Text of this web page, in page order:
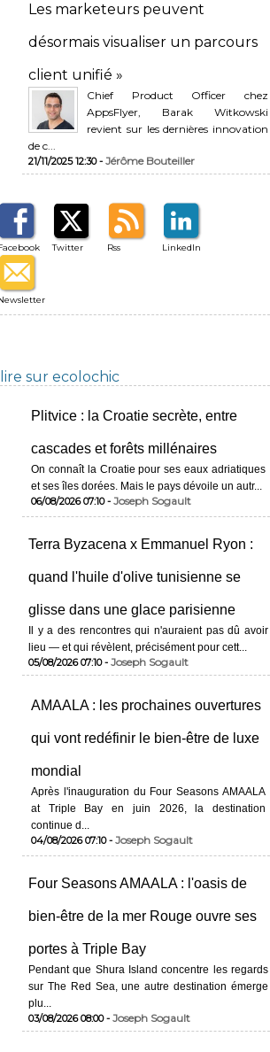
Les marketeurs peuvent
désormais visualiser un parcours
client unifié »
Chief Product Officer chez
AppsFlyer, ​Barak Witkowski
revient sur les dernières innovation
de c...
21/11/2025 12:30 - Jérôme Bouteiller
Twitter Rss LinkedIn
sur ecolochic
Plitvice : la Croatie secrète, entre
cascades et forêts millénaires
On connaît la Croatie pour ses eaux adriatiques
et ses îles dorées. Mais le pays dévoile un autr...
06/08/2026 07:10 - Joseph Sogault
Terra Byzacena x Emmanuel Ryon :
quand l'huile d'olive tunisienne se
glisse dans une glace parisienne
Il y a des rencontres qui n'auraient pas dû avoir
lieu — et qui révèlent, précisément pour cett...
05/08/2026 07:10 - Joseph Sogault
AMAALA : les prochaines ouvertures
qui vont redéfinir le bien-être de luxe
mondial
Après l'inauguration du Four Seasons AMAALA
at Triple Bay en juin 2026, la destination
continue d...
04/08/2026 07:10 - Joseph Sogault
Four Seasons AMAALA : l'oasis de
bien-être de la mer Rouge ouvre ses
portes à Triple Bay
Pendant que Shura Island concentre les regards
sur The Red Sea, une autre destination émerge
plu...
03/08/2026 08:00 - Joseph Sogault